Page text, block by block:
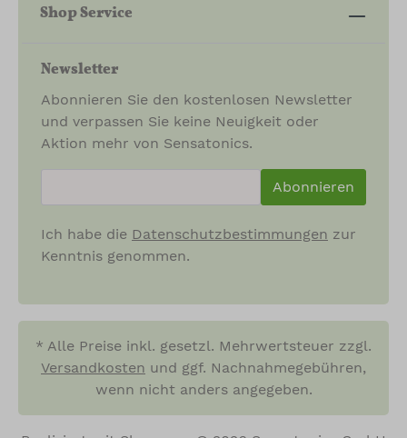
Shop Service
Newsletter
Abonnieren Sie den kostenlosen Newsletter
und verpassen Sie keine Neuigkeit oder
Aktion mehr von Sensatonics.
Abonnieren
Ich habe die Datenschutzbestimmungen zur
Kenntnis genommen.
* Alle Preise inkl. gesetzl. Mehrwertsteuer zzgl.
Versandkosten und ggf. Nachnahmegebühren,
wenn nicht anders angegeben.